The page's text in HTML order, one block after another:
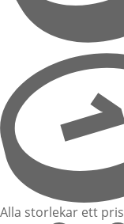
Alla storlekar ett pris